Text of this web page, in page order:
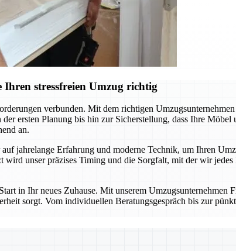
stressfreien Umzug richtig
verbunden. Mit dem richtigen
ersten Planung bis hin zur Sicherstellung, dass Ihre
an.
jahrelange Erfahrung und moderne Technik, um Ihren
wird unser präzises Timing und die Sorgfalt, mit der wir
in Ihr neues Zuhause. Mit unserem Umzugsunternehmen
sorgt. Vom individuellen Beratungsgespräch bis zur